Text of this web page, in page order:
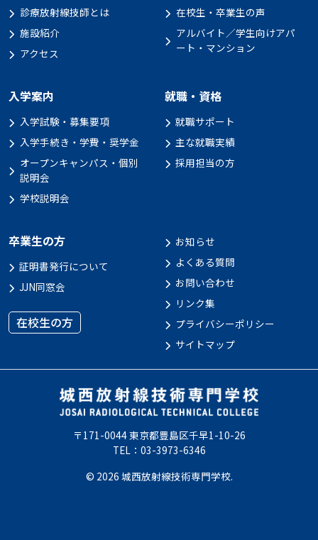
診療放射線技師とは
施設紹介
アクセス
在校生・卒業生の声
アルバイト／学生向けアパ
ート・マンション
入学案内
入学試験・募集要項
入学手続き・学費・奨学金
オープンキャンパス・個別
説明会
学校説明会
就職・資格
就職サポート
主な就職実績
採用担当の方
卒業生の方
証明書発行について
JJN同窓会
在校生の方
お知らせ
よくある質問
お問い合わせ
リンク集
プライバシーポリシー
サイトマップ
〒171-0044 東京都豊島区千早1-10-26
TEL：03-3973-6346
© 2026 城西放射線技術専門学校.